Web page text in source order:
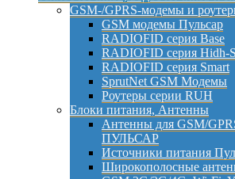
GSM-/GPRS-модемы и
GSM модемы Пульсар
RADIOFID серия Base
RADIOFID серия Hidh-
RADIOFID серия Smart
SprutNet GSM Модемы
Роутеры серии RUH
Блоки питания, Антенны
Антенны для GSM/
ПУЛЬСАР
Источники питания
Широкополосные